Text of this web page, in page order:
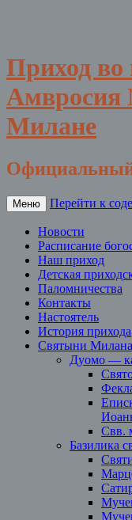
Приход во
Амвросия
Милане
Официальный
Меню Перейти к
Новости
Расписание
Наш приход
Детская
Паломничества
Контакты
Настоятель
История прихода
Святыни Милана
Дуомо —
Свв.
Базилика